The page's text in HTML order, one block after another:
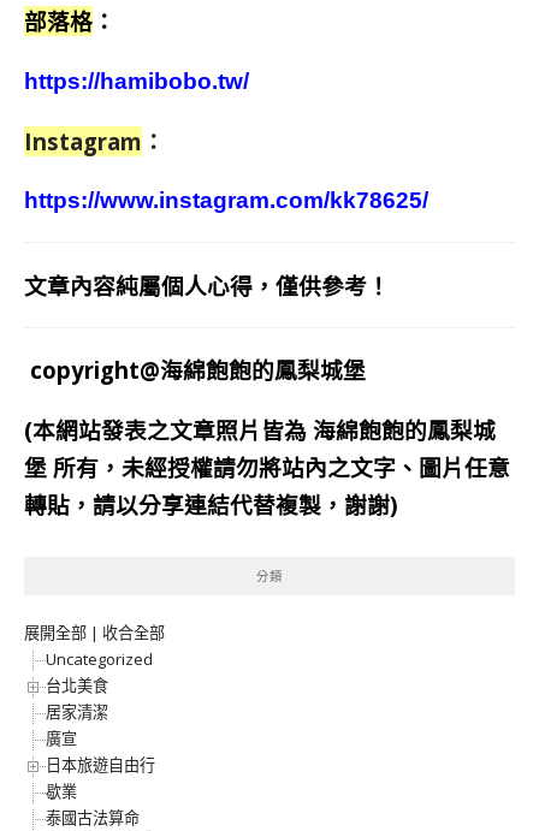
部落格 ：
https://hamibobo.tw/
Instagram ：
https://www.instagram.com/kk78625/
文章內容純屬個人心得，僅供參考！
copyright@海綿飽飽的鳳梨城堡
(本網站發表之文章照片皆為 海綿飽飽的鳳梨城
堡 所有，未經授權請勿將站內之文字、圖片任意
轉貼，請以分享連結代替複製，謝謝)
分類
展開全部 | 收合全部
Uncategorized
台北美食
居家清潔
廣宣
日本旅遊自由行
歇業
泰國古法算命